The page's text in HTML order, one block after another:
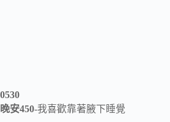
0530
晚安450-我喜歡靠著腋下睡覺